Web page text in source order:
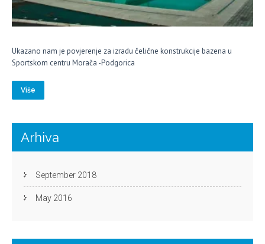
Ukazano nam je povjerenje za izradu čelične konstrukcije bazena u
Sportskom centru Morača -Podgorica
Više
Arhiva
September 2018
May 2016